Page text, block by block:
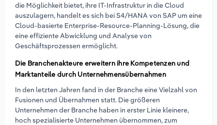
die Möglichkeit bietet, ihre IT-Infrastruktur in die Cloud
auszulagern, handelt es sich bei S4/HANA von SAP um eine
Cloud-basierte Enterprise-Resource-Planning-Lösung, die
eine effiziente Abwicklung und Analyse von
Geschäftsprozessen ermöglicht.
Die Branchenakteure erweitern ihre Kompetenzen und
Marktanteile durch Unternehmensübernahmen
In den letzten Jahren fand in der Branche eine Vielzahl von
Fusionen und Übernahmen statt. Die größeren
Unternehmen der Branche haben in erster Linie kleinere,
hoch spezialisierte Unternehmen übernommen, zum